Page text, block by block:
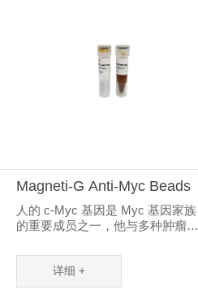
Magneti-G Anti-Myc Beads
人的 c-Myc 基因是 Myc 基因家族
的重要成员之一，他与多种肿瘤发
详细 +